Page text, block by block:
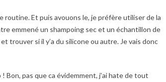
routine. Et puis avouons le, je préfère utiliser de la
emmené un shampoing sec et un échantillon de
trouver si il y’a du silicone ou autre. Je vais donc
Bon, pas que ca évidemment, j’ai hate de tout